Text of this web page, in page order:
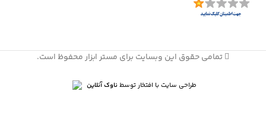
تمامی حقوق این وبسایت برای مستر ابزار محفوظ است.
طراحی سایت با افتخار توسط ناوک آنلاین